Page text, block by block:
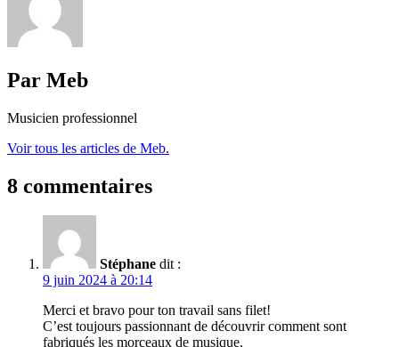
Par Meb
Musicien professionnel
Voir tous les articles de Meb.
8 commentaires
Stéphane dit :
9 juin 2024 à 20:14
Merci et bravo pour ton travail sans filet!
C’est toujours passionnant de découvrir comment sont
fabriqués les morceaux de musique.